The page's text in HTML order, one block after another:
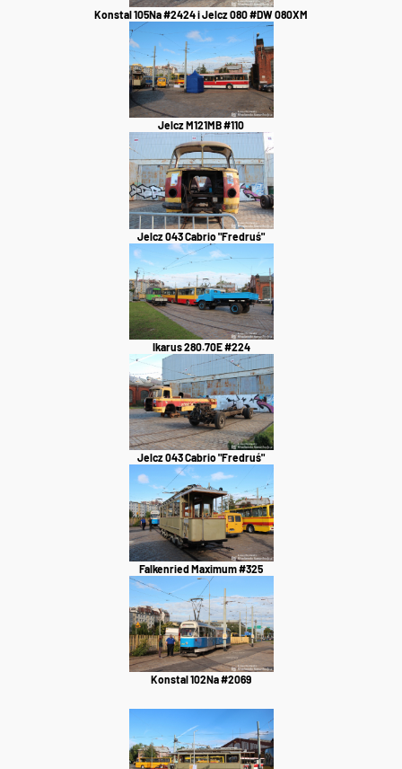
Konstal 105Na #2424 i Jelcz 080 #DW 080XM
Jelcz M121MB #110
Jelcz 043 Cabrio "Fredruś"
Ikarus 280.70E #224
Jelcz 043 Cabrio "Fredruś"
Falkenried Maximum #325
Konstal 102Na #2069